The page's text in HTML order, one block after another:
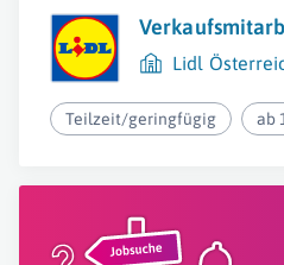
Lidl
Teilzeit/geringfügig ab